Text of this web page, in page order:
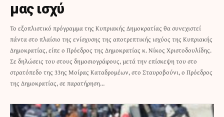
μας ισχύ
Το εξοπλιστικό πρόγραμμα της Κυπριακής Δημοκρατίας θα συνεχιστεί
πάντα στο πλαίσιο της ενίσχυσης της αποτρεπτικής ισχύος της Κυπριακής
Δημοκρατίας, είπε ο Πρόεδρος της Δημοκρατίας κ. Νίκος Χριστοδουλίδης.
Σε δηλώσεις του στους δημοσιογράφους, μετά την επίσκεψη του στο
στρατόπεδο της 33ης Μοίρας Καταδρομέων, στο Σταυροβούνι, ο Πρόεδρος
της Δημοκρατίας, σε παρατήρηση…